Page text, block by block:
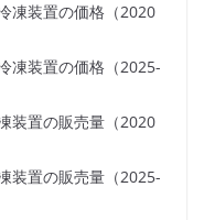
凍装置の価格（2020
凍装置の価格（2025-
装置の販売量（2020
装置の販売量（2025-